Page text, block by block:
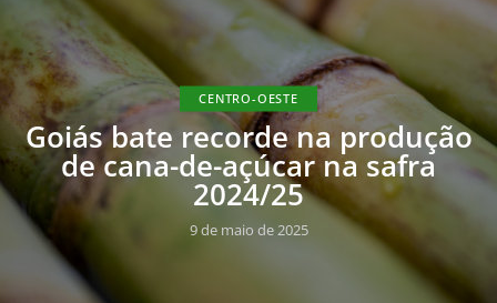
CENTRO-OESTE
Goiás bate recorde na produção
de cana-de-açúcar na safra
2024/25
9 de maio de 2025